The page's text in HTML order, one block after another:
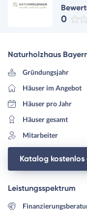
0
Naturholzhaus
Gründungsjahr
Häuser im Angebot
Häuser pro Jahr
Häuser gesamt
Mitarbeiter
Katalog
Leistungsspektrum